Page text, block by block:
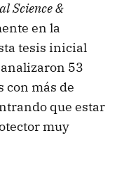
Science &
en la
tesis inicial
53
más de
que estar
muy